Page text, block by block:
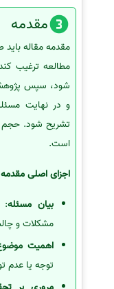
مقدمه
مقدمه مقاله باید
مطالعه ترغیب
شود، سپس
و در نهایت
تشریح شود.
است.
اجزای اصلی مقدمه
بیان مسئله:
مشکلات و
اهمیت
توجه یا